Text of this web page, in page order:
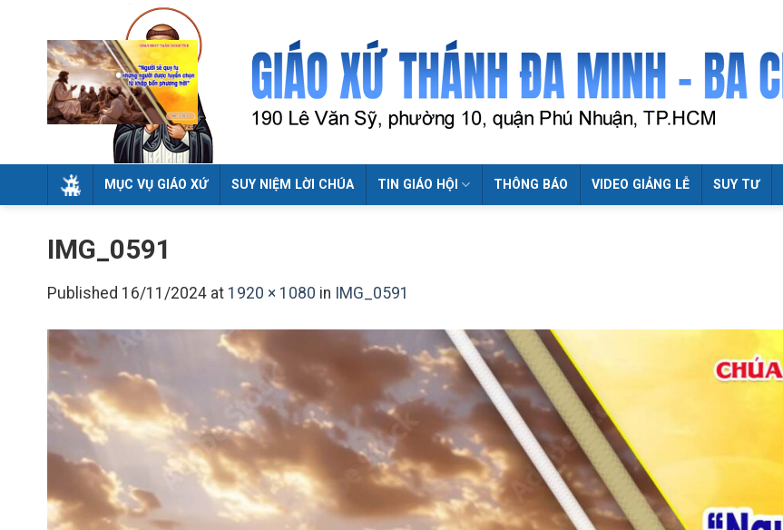
content
MỤC VỤ GIÁO XỨ SUY NIỆM LỜI CHÚA TIN GIÁO HỘI THÔNG BÁO VIDEO GIẢNG LỄ SUY TƯ
IMG_0591
Published 16/11/2024 at 1920 × 1080 in IMG_0591